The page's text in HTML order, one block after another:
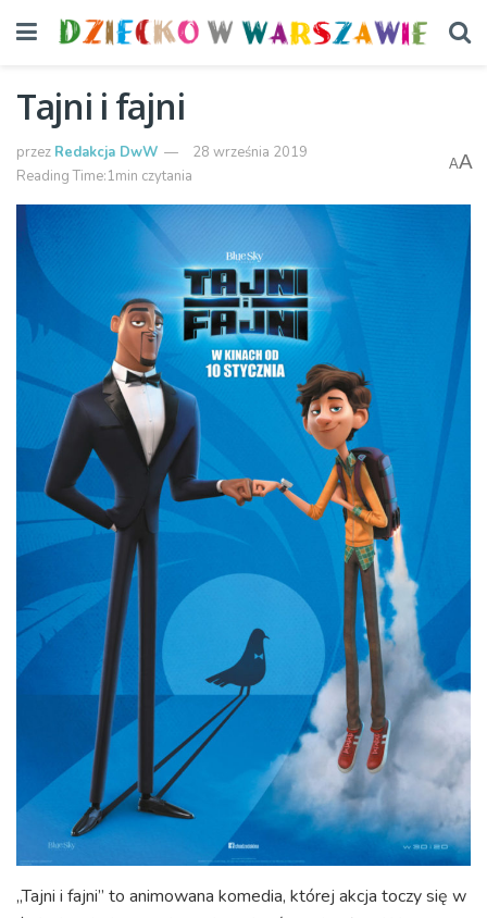
Tajni i fajni
przez Redakcja DwW
28 września 2019
Reading Time:1min czytania
AA
„Tajni i fajni” to animowana komedia, której akcja toczy się w